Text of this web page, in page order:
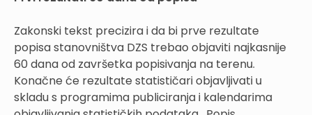
Zakonski tekst precizira i da bi prve rezultate
popisa stanovništva DZS trebao objaviti najkasnije
60 dana od završetka popisivanja na terenu.
Konačne će rezultate statističari objavljivati u
skladu s programima publiciranja i kalendarima